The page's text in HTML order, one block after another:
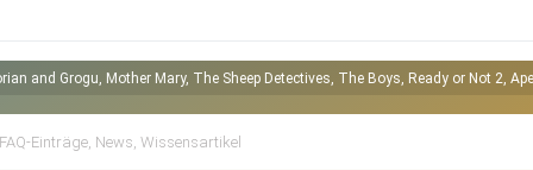
and Grogu, Mother Mary, The Sheep Detectives, The Boys, Ready or Not 2,